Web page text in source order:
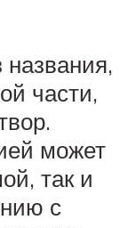
части,
может
так и
с